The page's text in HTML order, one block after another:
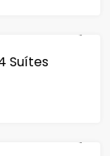
Suítes